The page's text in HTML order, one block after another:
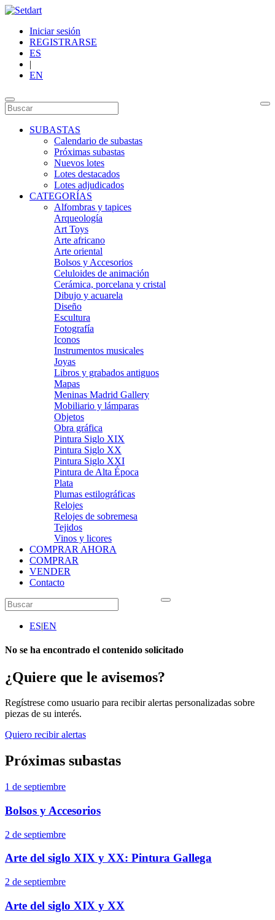
Iniciar sesión
REGISTRARSE
ES
|
EN
SUBASTAS
Calendario de subastas
Próximas subastas
Nuevos lotes
Lotes destacados
Lotes adjudicados
CATEGORÍAS
Alfombras y tapices
Arqueología
Art Toys
Arte africano
Arte oriental
Bolsos y Accesorios
Celuloides de animación
Cerámica, porcelana y cristal
Dibujo y acuarela
Diseño
Escultura
Fotografía
Iconos
Instrumentos musicales
Joyas
Libros y grabados antiguos
Mapas
Meninas Madrid Gallery
Mobiliario y lámparas
Objetos
Obra gráfica
Pintura Siglo XIX
Pintura Siglo XX
Pintura Siglo XXI
Pintura de Alta Época
Plata
Plumas estilográficas
Relojes
Relojes de sobremesa
Tejidos
Vinos y licores
COMPRAR AHORA
COMPRAR
VENDER
Contacto
ES|EN
No se ha encontrado el contenido solicitado
¿Quiere que le avisemos?
Regístrese como usuario para recibir alertas personalizadas sobre
piezas de su interés.
Quiero recibir alertas
Próximas subastas
1 de septiembre
Bolsos y Accesorios
2 de septiembre
Arte del siglo XIX y XX: Pintura Gallega
2 de septiembre
Arte del siglo XIX y XX